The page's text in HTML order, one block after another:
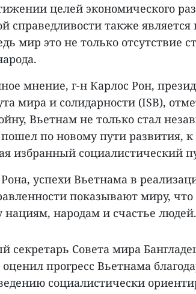
целей экономического
справедливости также
мир это не только отсутствие
мнение, г-н Карлос Рон,
мира и солидарности (ISB),
Вьетнам не только стал
по новому пути развития, к
избранный социалистический
успехи Вьетнама в
показывают миру,
народам и счастье людей.
секретарь Совета мира
прогресс Вьетнама
социалистически